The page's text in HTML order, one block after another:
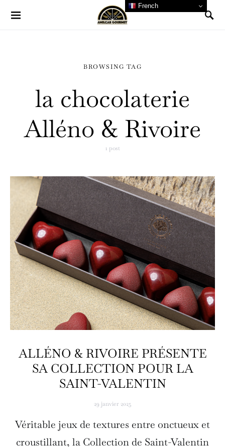
BROWSING TAG
la chocolaterie
Alléno & Rivoire
1 post
ALLÉNO & RIVOIRE PRÉSENTE
SA COLLECTION POUR LA
SAINT-VALENTIN
29 janvier 2025
Véritable jeux de textures entre onctueux et
croustillant, la Collection de Saint-Valentin
French